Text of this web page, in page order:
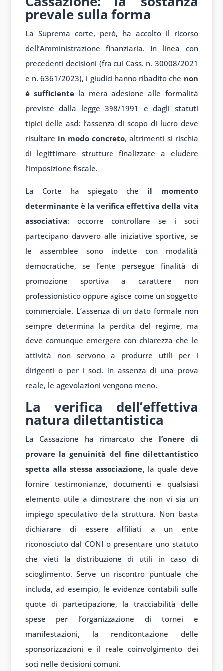
prevale sulla forma
La Suprema corte, però, ha accolto il ricorso
dell’Amministrazione finanziaria. In linea con
precedenti decisioni (fra cui Cass. n. 30008/2021
e n. 6361/2023), i giudici hanno ribadito che non
è sufficientela mera adesione alle formalità
previste dalla legge 398/1991 e dagli statuti
tipici delle asd: l’assenza di scopo di lucro deve
risultare in modo concreto, altrimenti si rischia
di legittimare strutture finalizzate a eludere
l’imposizione fiscale.
La Corte ha spiegato che il momento
determinante è la verifica effettiva della vita
associativa: occorre controllare se i soci
partecipano davvero alle iniziative sportive, se
le assemblee sono indette con modalità
democratiche, se l’ente persegue finalità di
promozione sportiva a carattere non
professionistico oppure agisce come un soggetto
commerciale. L’assenza di un dato formale non
sempre determina la perdita del regime, ma
deve comunque emergere con chiarezza che le
attività non servono a produrre utili per i
dirigenti o per i soci. In assenza di una prova
reale, le agevolazioni vengono meno.
La verifica dell’effettiva
natura dilettantistica
La Cassazione ha rimarcato che l’onere di
provare la genuinità del fine dilettantistico
spetta alla stessa associazione, la quale deve
fornire testimonianze, documenti e qualsiasi
elemento utile a dimostrare che non vi sia un
impiego speculativo della struttura. Non basta
dichiarare di essere affiliati a un ente
riconosciuto dal CONI o presentare uno statuto
che vieti la distribuzione di utili in caso di
scioglimento. Serve un riscontro puntuale che
includa, ad esempio, le evidenze contabili sulle
quote di partecipazione, la tracciabilità delle
spese per l’organizzazione di tornei e
manifestazioni, la rendicontazione delle
sponsorizzazioni e il reale coinvolgimento dei
soci nelle decisioni comuni.